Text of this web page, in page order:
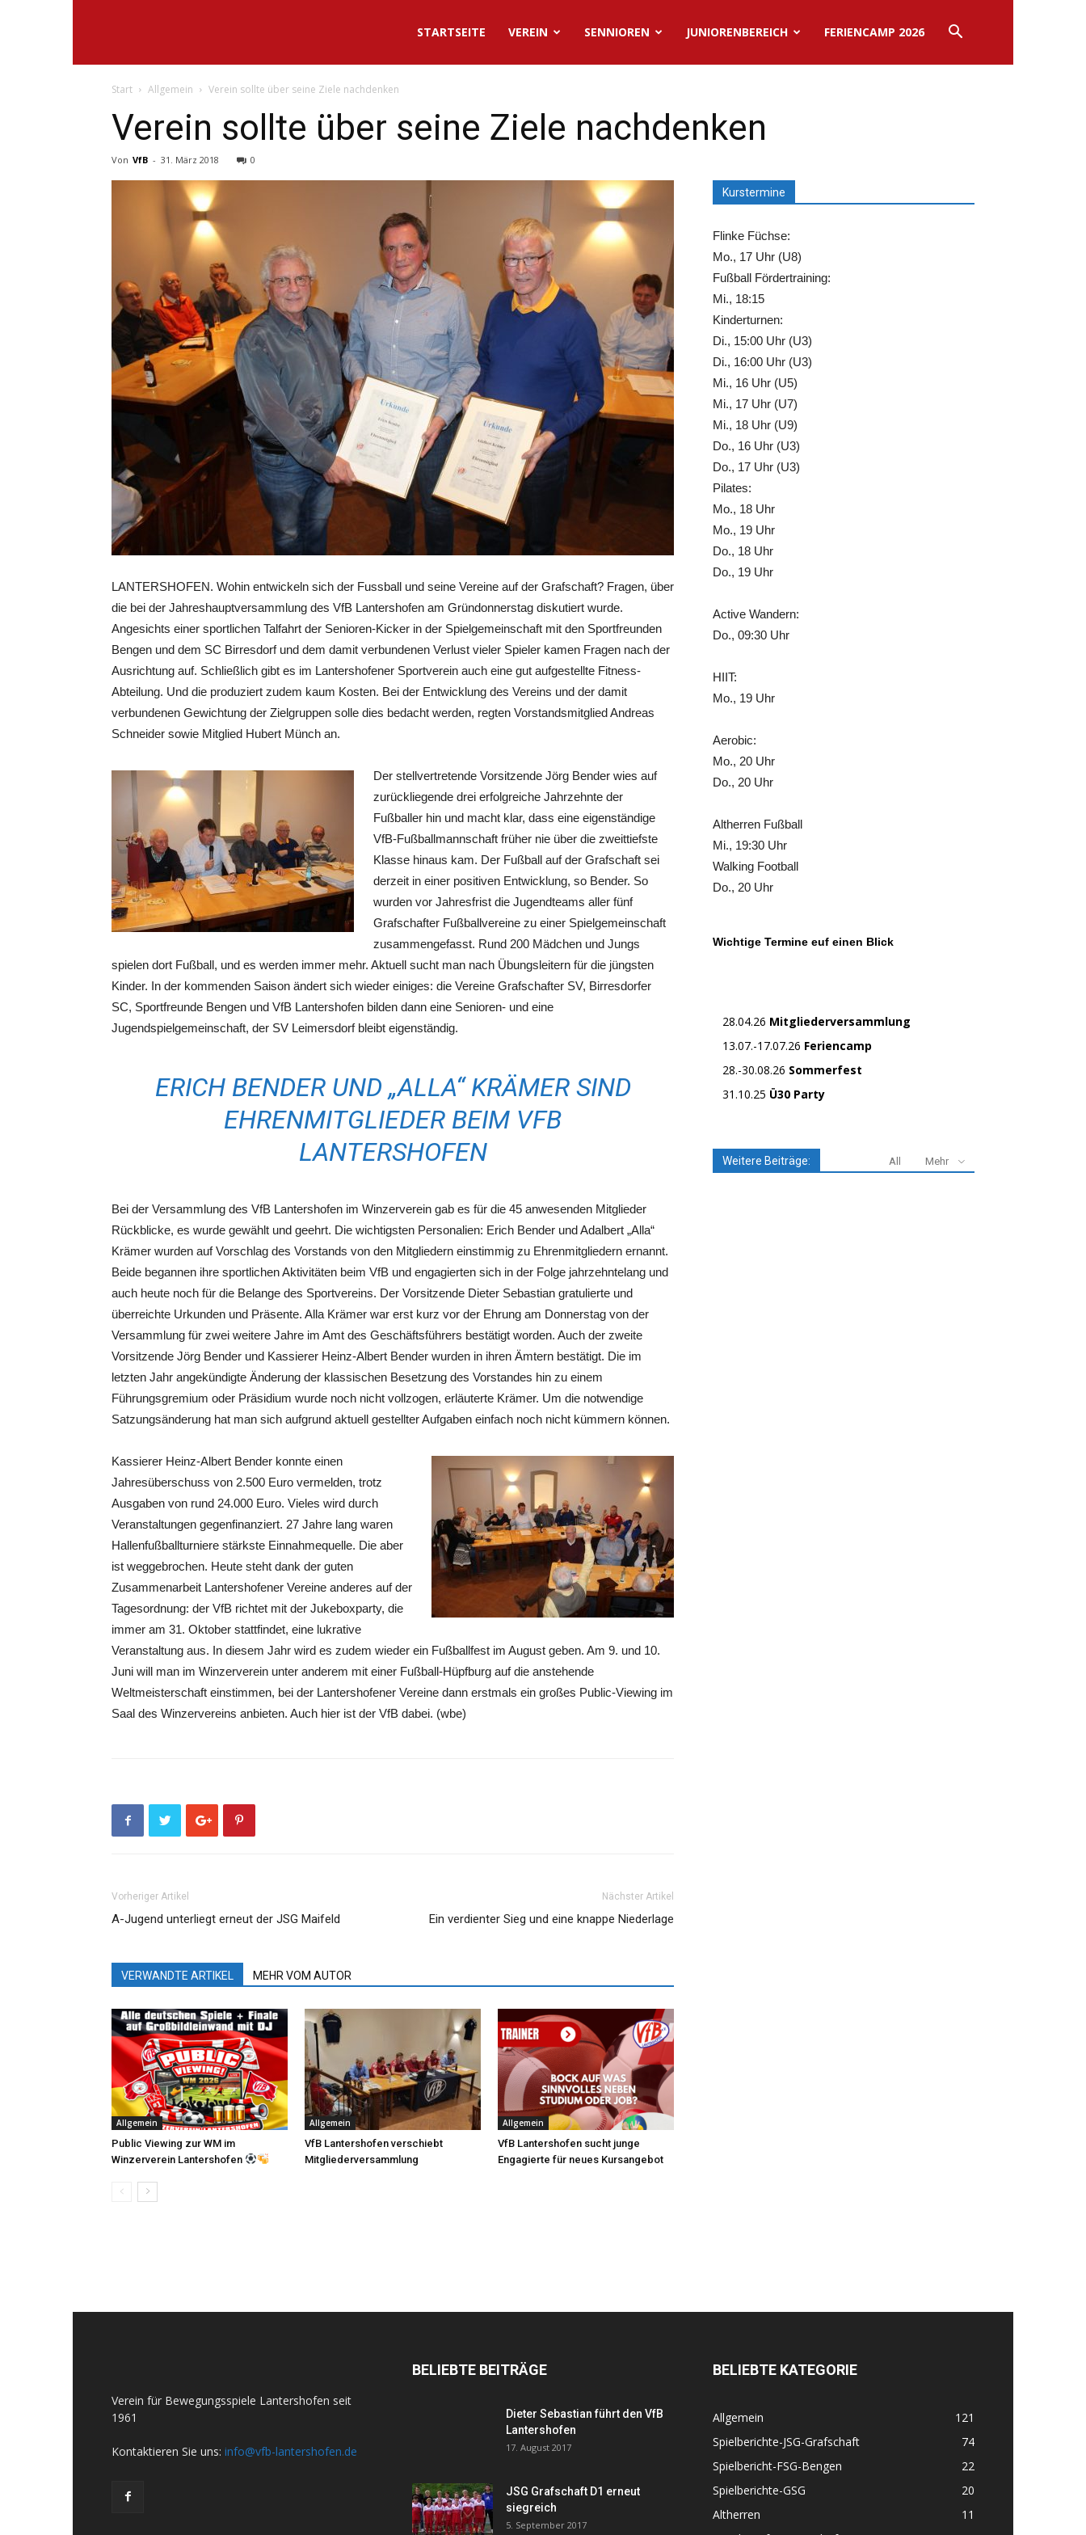
Lantershofen
STARTSEITE VEREIN SENNIOREN JUNIORENBEREICH FERIENCAMP 2026
Start Allgemein Verein sollte über seine Ziele nachdenken
Verein sollte über seine Ziele nachdenken
Von VfB - 31. März 2018 0
LANTERSHOFEN. Wohin entwickeln sich der Fussball und seine Vereine auf der Grafschaft? Fragen, über
die bei der Jahreshauptversammlung des VfB Lantershofen am Gründonnerstag diskutiert wurde.
Angesichts einer sportlichen Talfahrt der Senioren-Kicker in der Spielgemeinschaft mit den Sportfreunden
Bengen und dem SC Birresdorf und dem damit verbundenen Verlust vieler Spieler kamen Fragen nach der
Ausrichtung auf. Schließlich gibt es im Lantershofener Sportverein auch eine gut aufgestellte Fitness-
Abteilung. Und die produziert zudem kaum Kosten. Bei der Entwicklung des Vereins und der damit
verbundenen Gewichtung der Zielgruppen solle dies bedacht werden, regten Vorstandsmitglied Andreas
Schneider sowie Mitglied Hubert Münch an.
Der stellvertretende Vorsitzende Jörg Bender wies auf
zurückliegende drei erfolgreiche Jahrzehnte der
Fußballer hin und macht klar, dass eine eigenständige
VfB-Fußballmannschaft früher nie über die zweittiefste
Klasse hinaus kam. Der Fußball auf der Grafschaft sei
derzeit in einer positiven Entwicklung, so Bender. So
wurden vor Jahresfrist die Jugendteams aller fünf
Grafschafter Fußballvereine zu einer Spielgemeinschaft
zusammengefasst. Rund 200 Mädchen und Jungs
spielen dort Fußball, und es werden immer mehr. Aktuell sucht man nach Übungsleitern für die jüngsten
Kinder. In der kommenden Saison ändert sich wieder einiges: die Vereine Grafschafter SV, Birresdorfer
SC, Sportfreunde Bengen und VfB Lantershofen bilden dann eine Senioren- und eine
Jugendspielgemeinschaft, der SV Leimersdorf bleibt eigenständig.
ERICH BENDER UND „ALLA“ KRÄMER SIND
EHRENMITGLIEDER BEIM VFB
LANTERSHOFEN
Bei der Versammlung des VfB Lantershofen im Winzerverein gab es für die 45 anwesenden Mitglieder
Rückblicke, es wurde gewählt und geehrt. Die wichtigsten Personalien: Erich Bender und Adalbert „Alla“
Krämer wurden auf Vorschlag des Vorstands von den Mitgliedern einstimmig zu Ehrenmitgliedern ernannt.
Beide begannen ihre sportlichen Aktivitäten beim VfB und engagierten sich in der Folge jahrzehntelang und
auch heute noch für die Belange des Sportvereins. Der Vorsitzende Dieter Sebastian gratulierte und
überreichte Urkunden und Präsente. Alla Krämer war erst kurz vor der Ehrung am Donnerstag von der
Versammlung für zwei weitere Jahre im Amt des Geschäftsführers bestätigt worden. Auch der zweite
Vorsitzende Jörg Bender und Kassierer Heinz-Albert Bender wurden in ihren Ämtern bestätigt. Die im
letzten Jahr angekündigte Änderung der klassischen Besetzung des Vorstandes hin zu einem
Führungsgremium oder Präsidium wurde noch nicht vollzogen, erläuterte Krämer. Um die notwendige
Satzungsänderung hat man sich aufgrund aktuell gestellter Aufgaben einfach noch nicht kümmern können.
Kassierer Heinz-Albert Bender konnte einen
Jahresüberschuss von 2.500 Euro vermelden, trotz
Ausgaben von rund 24.000 Euro. Vieles wird durch
Veranstaltungen gegenfinanziert. 27 Jahre lang waren
Hallenfußballturniere stärkste Einnahmequelle. Die aber
ist weggebrochen. Heute steht dank der guten
Zusammenarbeit Lantershofener Vereine anderes auf der
Tagesordnung: der VfB richtet mit der Jukeboxparty, die
immer am 31. Oktober stattfindet, eine lukrative
Veranstaltung aus. In diesem Jahr wird es zudem wieder ein Fußballfest im August geben. Am 9. und 10.
Juni will man im Winzerverein unter anderem mit einer Fußball-Hüpfburg auf die anstehende
Weltmeisterschaft einstimmen, bei der Lantershofener Vereine dann erstmals ein großes Public-Viewing im
Saal des Winzervereins anbieten. Auch hier ist der VfB dabei. (wbe)
Vorheriger Artikel
A-Jugend unterliegt erneut der JSG Maifeld
Nächster Artikel
Ein verdienter Sieg und eine knappe Niederlage
VERWANDTE ARTIKEL MEHR VOM AUTOR
Allgemein
Public Viewing zur WM im
Winzerverein Lantershofen
Allgemein
VfB Lantershofen verschiebt
Mitgliederversammlung
Allgemein
VfB Lantershofen sucht junge
Engagierte für neues Kursangebot
Kurstermine
Flinke Füchse:
Mo., 17 Uhr (U8)
Fußball Fördertraining:
Mi., 18:15
Kinderturnen:
Di., 15:00 Uhr (U3)
Di., 16:00 Uhr (U3)
Mi., 16 Uhr (U5)
Mi., 17 Uhr (U7)
Mi., 18 Uhr (U9)
Do., 16 Uhr (U3)
Do., 17 Uhr (U3)
Pilates:
Mo., 18 Uhr
Mo., 19 Uhr
Do., 18 Uhr
Do., 19 Uhr
Active Wandern:
Do., 09:30 Uhr
HIIT:
Mo., 19 Uhr
Aerobic:
Mo., 20 Uhr
Do., 20 Uhr
Altherren Fußball
Mi., 19:30 Uhr
Walking Football
Do., 20 Uhr
Wichtige Termine euf einen Blick
28.04.26 Mitgliederversammlung
13.07.-17.07.26 Feriencamp
28.-30.08.26 Sommerfest
31.10.25 Ü30 Party
Weitere Beiträge: All Mehr
Verein für Bewegungsspiele Lantershofen seit
1961
Kontaktieren Sie uns: info@vfb-lantershofen.de
BELIEBTE BEITRÄGE
Dieter Sebastian führt den VfB
Lantershofen
17. August 2017
JSG Grafschaft D1 erneut
siegreich
5. September 2017
BELIEBTE KATEGORIE
Allgemein
121
Spielberichte-JSG-Grafschaft
74
Spielbericht-FSG-Bengen
22
Spielberichte-GSG
20
Altherren
11